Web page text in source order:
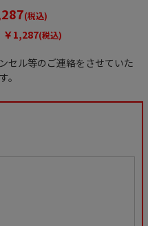
(税込)
￥1,287(税込)
セル等のご連絡をさせていた
。